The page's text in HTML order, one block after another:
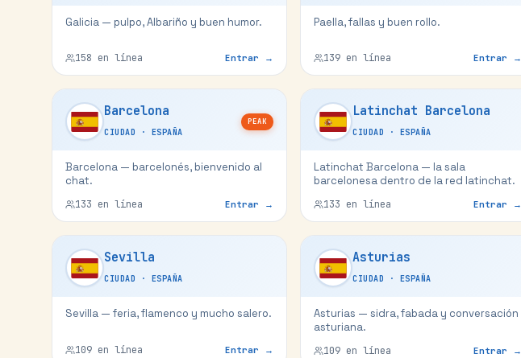
Galicia — pulpo, Albariño y buen humor.
158 en línea Entrar →
Paella, fallas y buen rollo.
139 en línea Entrar →
Barcelona
CIUDAD · ESPAÑA
PEAK
Barcelona — barcelonés, bienvenido al
chat.
133 en línea Entrar →
Latinchat Barcelona
CIUDAD · ESPAÑA
Latinchat Barcelona — la sala
barcelonesa dentro de la red latinchat.
133 en línea Entrar →
Sevilla
CIUDAD · ESPAÑA
Sevilla — feria, flamenco y mucho salero.
109 en línea Entrar →
Asturias
CIUDAD · ESPAÑA
Asturias — sidra, fabada y conversación
asturiana.
109 en línea Entrar →